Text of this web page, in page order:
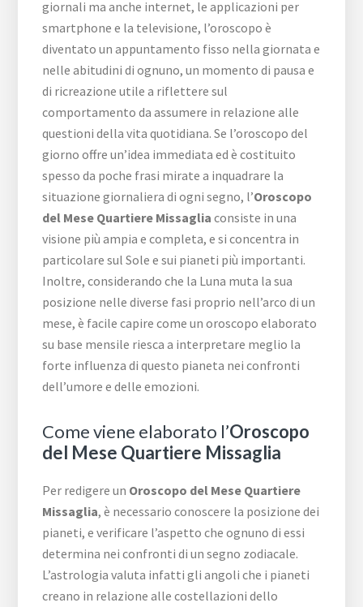
giornali ma anche internet, le applicazioni per
smartphone e la televisione, l’oroscopo è
diventato un appuntamento fisso nella giornata e
nelle abitudini di ognuno, un momento di pausa e
di ricreazione utile a riflettere sul
comportamento da assumere in relazione alle
questioni della vita quotidiana. Se l’oroscopo del
giorno offre un’idea immediata ed è costituito
spesso da poche frasi mirate a inquadrare la
situazione giornaliera di ogni segno, l’Oroscopo
del Mese Quartiere Missaglia consiste in una
visione più ampia e completa, e si concentra in
particolare sul Sole e sui pianeti più importanti.
Inoltre, considerando che la Luna muta la sua
posizione nelle diverse fasi proprio nell’arco di un
mese, è facile capire come un oroscopo elaborato
su base mensile riesca a interpretare meglio la
forte influenza di questo pianeta nei confronti
dell’umore e delle emozioni.
Come viene elaborato l’Oroscopo
del Mese Quartiere Missaglia
Per redigere un Oroscopo del Mese Quartiere
Missaglia, è necessario conoscere la posizione dei
pianeti, e verificare l’aspetto che ognuno di essi
determina nei confronti di un segno zodiacale.
L’astrologia valuta infatti gli angoli che i pianeti
creano in relazione alle costellazioni dello